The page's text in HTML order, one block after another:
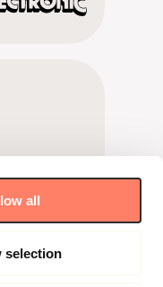
all
selection